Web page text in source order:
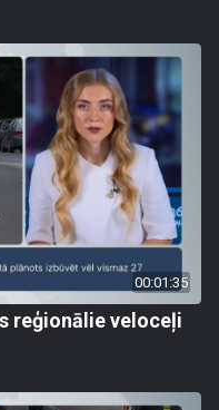
00:01:35
reģionālie veloceļi